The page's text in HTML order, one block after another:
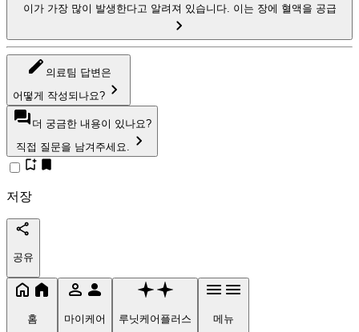
이가 가장 많이 발생한다고 알려져 있습니다. 이는 장에 혈액을 공급
의료팀 답변은
어떻게 작성되나요?
더 궁금한 내용이 있나요?
직접 질문을 남겨주세요.
저장
공유
홈 마이케어 루닛케어플러스 메뉴